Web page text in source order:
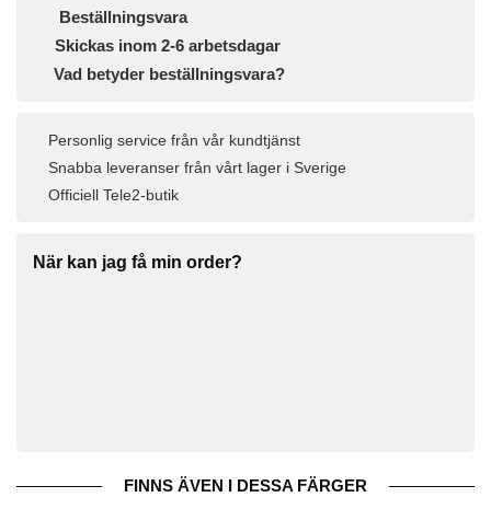
Beställningsvara
Skickas inom 2-6 arbetsdagar
Vad betyder beställningsvara?
Personlig service från vår kundtjänst
Snabba leveranser från vårt lager i Sverige
Officiell Tele2-butik
När kan jag få min order?
FINNS ÄVEN I DESSA FÄRGER